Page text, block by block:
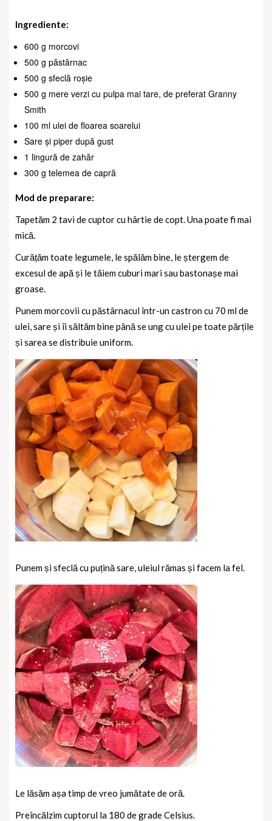
Ingrediente:
600 g morcovi
500 g păstârnac
500 g sfeclă roșie
500 g mere verzi cu pulpa mai tare, de preferat Granny
Smith
100 ml ulei de floarea soarelui
Sare și piper după gust
1 lingură de zahăr
300 g telemea de capră
Mod de preparare:
Tapetăm 2 tavi de cuptor cu hârtie de copt. Una poate fi mai
mică.
Curățăm toate legumele, le spălăm bine, le ștergem de
excesul de apă și le tăiem cuburi mari sau bastonașe mai
groase.
Punem morcovii cu păstârnacul într-un castron cu 70 ml de
ulei, sare și îi săltăm bine până se ung cu ulei pe toate părțile
și sarea se distribuie uniform.
Punem și sfeclă cu puțină sare, uleiul rămas și facem la fel.
Le lăsăm așa timp de vreo jumătate de oră.
Preîncălzim cuptorul la 180 de grade Celsius.